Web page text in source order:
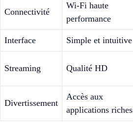
Connectivité
Wi-Fi haute
performance
Interface Simple et intuitive
Streaming Qualité HD
Divertissement
Accès aux
applications riches